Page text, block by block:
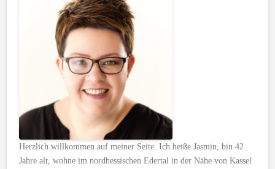
Herzlich willkommen auf meiner Seite. Ich heiße Jasmin, bin 42
Jahre alt, wohne im nordhessischen Edertal in der Nähe von Kassel